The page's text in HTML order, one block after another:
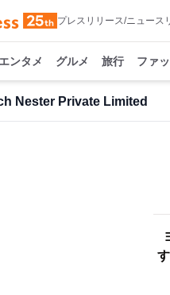
プレスリリース/ニュース
エンタメ グルメ 旅行 ファ
Nester Private Limited